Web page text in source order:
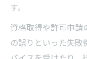
す。
資格取得や許可申
の誤りといった失敗